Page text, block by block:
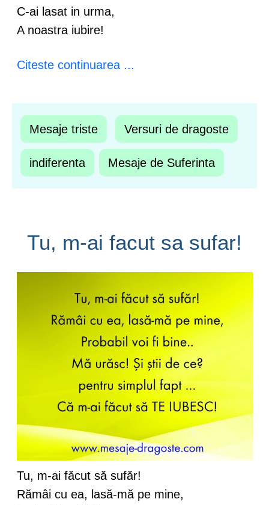
C-ai lasat in urma,
A noastra iubire!
Citeste continuarea ...
Mesaje triste Versuri de dragoste
indiferenta Mesaje de Suferinta
Tu, m-ai facut sa sufar!
Tu, m-ai făcut să sufăr!
Rămâi cu ea, lasă-mă pe mine,